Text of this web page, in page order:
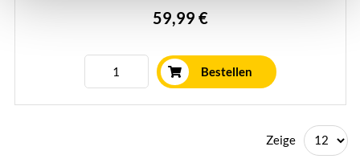
Käseliebhaber und ein köstlicher Genuss für Sie selbst.
59,99 €
Bestellen
Zeige